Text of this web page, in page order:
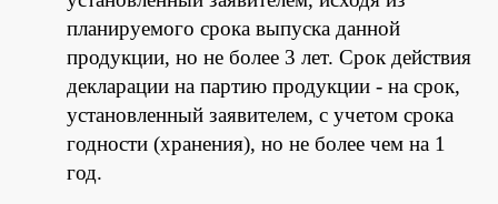
планируемого срока выпуска данной
продукции, но не более 3 лет. Срок действия
декларации на партию продукции - на срок,
установленный заявителем, с учетом срока
годности (хранения), но не более чем на 1
год.